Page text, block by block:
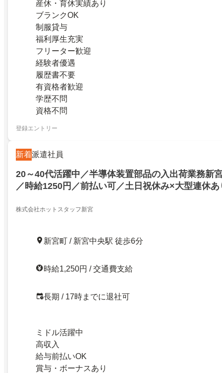
産休・育休実績あり
ブランクOK
制服貸与
福利厚生充実
フリーター歓迎
経験者優遇
履歴書不要
有資格者歓迎
学歴不問
資格不問
登録エントリー
新着派遣社員
20～40代活躍中／半導体装置部品の入出荷業務新
／時給1250円／前払い可／土日祝休み×大型連休
株式会社ホットスタッフ新宮
新宮町 / 新宮中央駅 徒歩6分
時給1,250円 / 交通費支給
長期 / 17時までに退社可
ミドル活躍中
高収入
給与前払いOK
賞与・ボーナスあり